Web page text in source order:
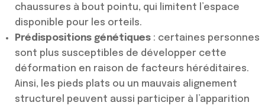
chaussures à bout pointu, qui limitent l’espace
disponible pour les orteils.
Prédispositions génétiques: certaines personnes
sont plus susceptibles de développer cette
déformation en raison de facteurs héréditaires.
Ainsi, les pieds plats ou un mauvais alignement
structurel peuvent aussi participer à l’apparition